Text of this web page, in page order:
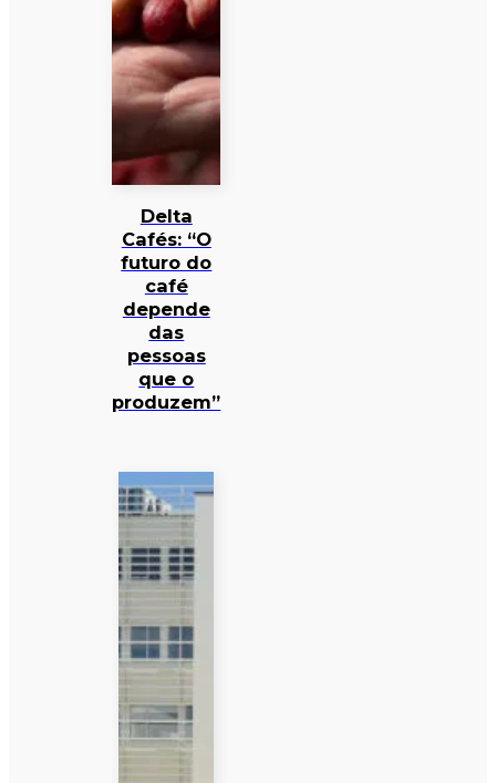
Delta
Cafés: “O
futuro do
café
depende
das
pessoas
que o
produzem”